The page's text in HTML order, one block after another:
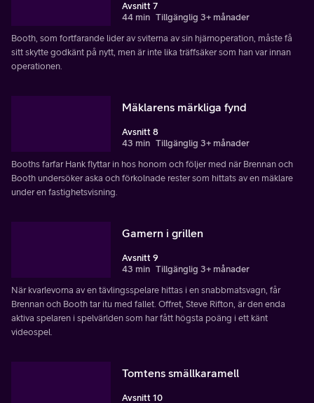
Avsnitt 7
44 min Tillgänglig 3+ månader
Booth, som fortfarande lider av sviterna av sin hjärnoperation, måste få
sitt skytte godkänt på nytt, men är inte lika träffsäker som han var innan
operationen.
Mäklarens märkliga fynd
Avsnitt 8
43 min Tillgänglig 3+ månader
Booths farfar Hank flyttar in hos honom och följer med när Brennan och
Booth undersöker aska och förkolnade rester som hittats av en mäklare
under en fastighetsvisning.
Gamern i grillen
Avsnitt 9
43 min Tillgänglig 3+ månader
När kvarlevorna av en tävlingsspelare hittas i en snabbmatsvagn, får
Brennan och Booth tar itu med fallet. Offret, Steve Rifton, är den enda
aktiva spelaren i spelvärlden som har fått högsta poäng i ett känt
videospel.
Tomtens smällkaramell
Avsnitt 10